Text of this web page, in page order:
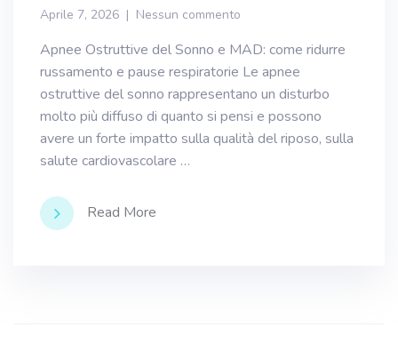
Aprile 7, 2026 Nessun commento
Apnee Ostruttive del Sonno e MAD: come ridurre
russamento e pause respiratorie Le apnee
ostruttive del sonno rappresentano un disturbo
molto più diffuso di quanto si pensi e possono
avere un forte impatto sulla qualità del riposo, sulla
salute cardiovascolare …
Read More